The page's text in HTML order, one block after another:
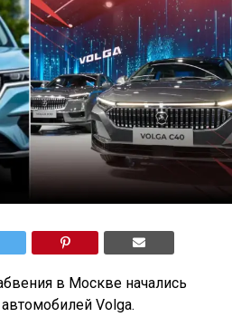
в Москве начались
Volga.